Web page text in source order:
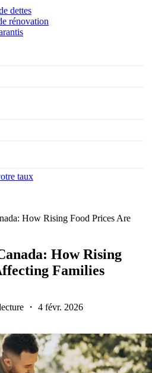
dettes
rénovation
taux
How Rising Food Prices Are
How Rising
Families
・ 4 févr. 2026